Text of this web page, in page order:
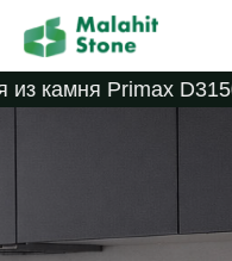
камня Primax D3150